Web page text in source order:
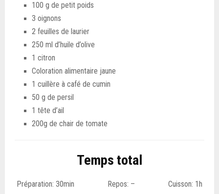
100 g de petit poids
3 oignons
2 feuilles de laurier
250 ml d’huile d’olive
1 citron
Coloration alimentaire jaune
1 cuillère à café de cumin
50 g de persil
1 tête d’ail
200g de chair de tomate
Temps total
Préparation: 30min Repos: – Cuisson: 1h